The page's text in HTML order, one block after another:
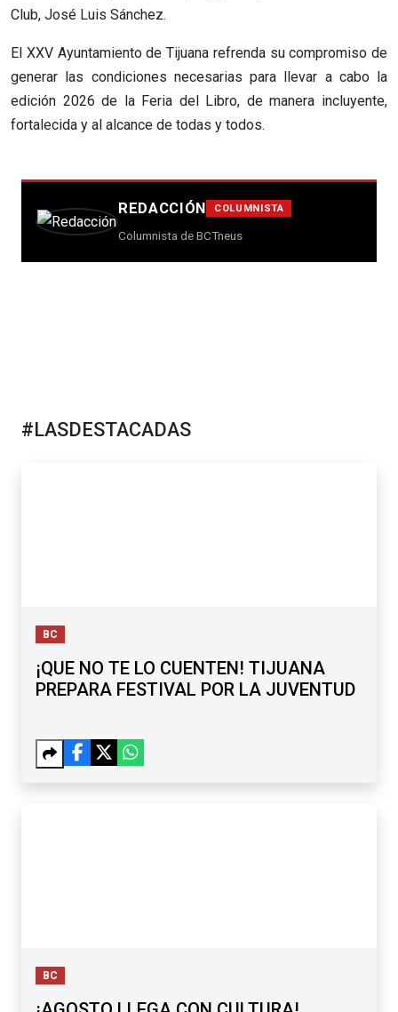
Club, José Luis Sánchez.
El XXV Ayuntamiento de Tijuana refrenda su compromiso de
generar las condiciones necesarias para llevar a cabo la
edición 2026 de la Feria del Libro, de manera incluyente,
fortalecida y al alcance de todas y todos.
REDACCIÓN COLUMNISTA
Columnista de BCTneus
#LASDESTACADAS
BC
¡QUE NO TE LO CUENTEN! TIJUANA
PREPARA FESTIVAL POR LA JUVENTUD
BC